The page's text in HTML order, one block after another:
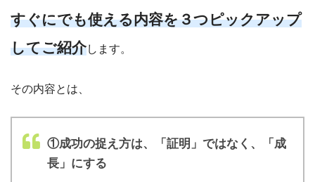
すぐにでも使える内容を３つピックアップ
してご紹介します。
その内容とは、
①成功の捉え方は、「証明」ではなく、「成
長」にする